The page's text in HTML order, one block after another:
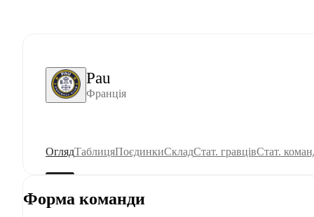
Pau
Франція
ОглядТаблицяПоєдинкиСкладСтат. гравцівСтат.
Форма команди